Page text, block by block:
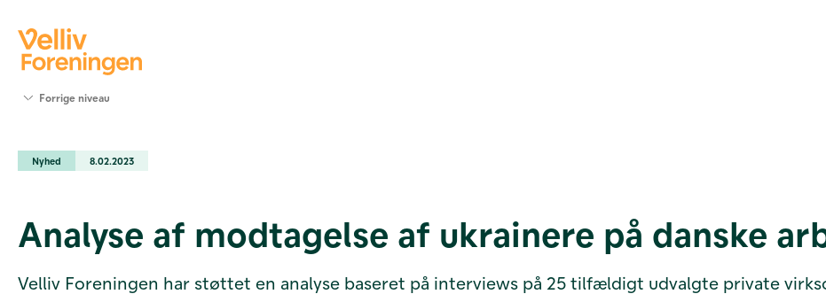
Værktøjer
Foreningen
Kontakt
Forrige niveau
Nyhed 8.02.2023
Analyse af modtagelse af ukrainere på danske
Velliv Foreningen har støttet en analyse baseret på interviews på 25 tilfældigt udvalgte private